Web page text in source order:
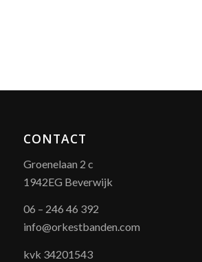
CONTACT
Groenelaan 2 c
1942EG Beverwijk
06 – 246 46 392
info@orkestbanden.com
kvk 34201543